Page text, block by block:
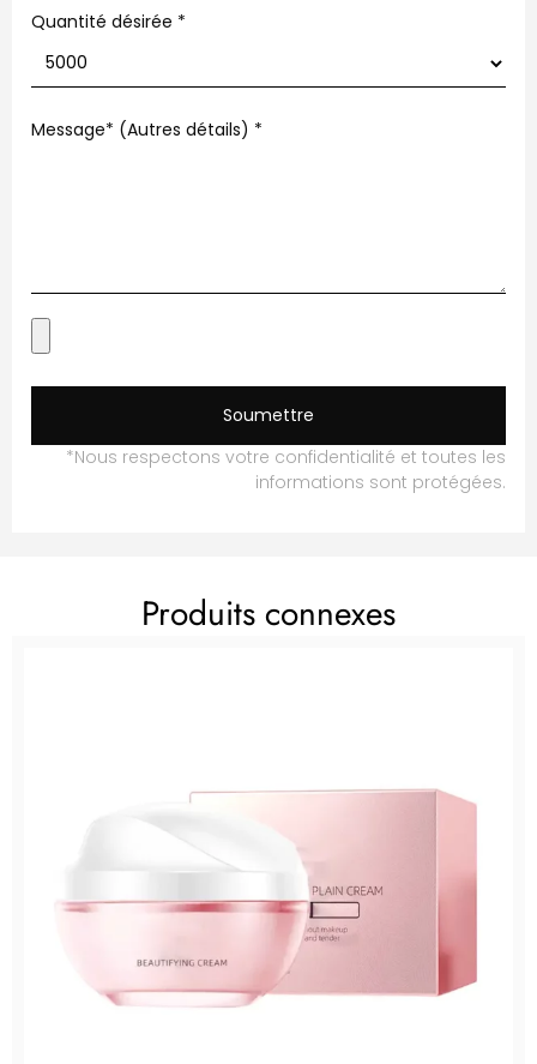
Quantité désirée *
Message* (Autres détails) *
Soumettre
*Nous respectons votre confidentialité et toutes les
informations sont protégées.
Produits connexes